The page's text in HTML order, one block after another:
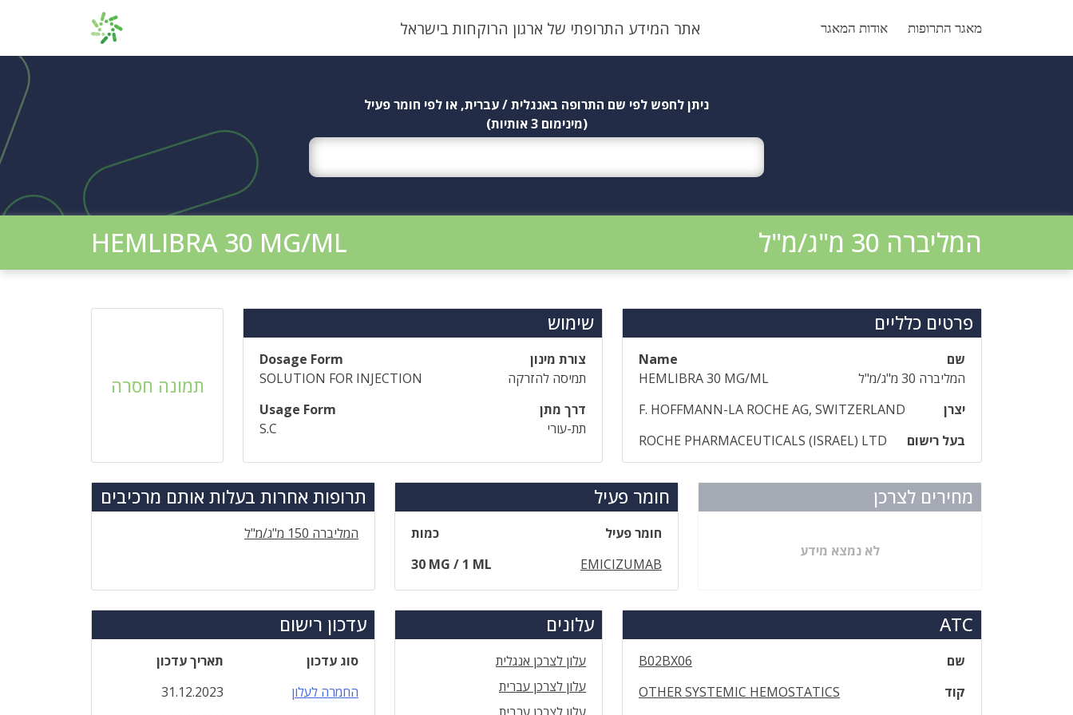
מאגר התרופות אודות המאגר אתר המידע התרופתי של ארגון הרוקחות בישראל
ניתן לחפש לפי שם התרופה באנגלית / עברית, או לפי חומר פעיל
(מינימום 3 אותיות)
המליברה 30 מ"ג/מ"ל HEMLIBRA 30 MG/ML
פרטים כלליים
שם
Name
המליברה 30 מ"ג/מ"ל
HEMLIBRA 30 MG/ML
יצרן
F. HOFFMANN-LA ROCHE AG, SWITZERLAND
בעל רישום
ROCHE PHARMACEUTICALS (ISRAEL) LTD
שימוש
צורת מינון
Dosage Form
תמיסה להזרקה
SOLUTION FOR INJECTION
דרך מתן
Usage Form
תת-עורי
S.C
תמונה חסרה
מחירים לצרכן
לא נמצא מידע
חומר פעיל
חומר פעיל
כמות
EMICIZUMAB
30 MG / 1 ML
תרופות אחרות בעלות אותם מרכיבים
המליברה 150 מ"ג/מ"ל
ATC
שם
B02BX06
קוד
OTHER SYSTEMIC HEMOSTATICS
עלונים
עלון לצרכן אנגלית
עלון לצרכן עברית
עדכון רישום
סוג עדכון
תאריך עדכון
החמרה לעלון
31.12.2023